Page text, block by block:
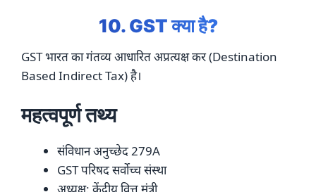
10. GST क्या है?
GST भारत का गंतव्य आधारित अप्रत्यक्ष कर (Destination
Based Indirect Tax) है।
महत्वपूर्ण तथ्य
संविधान अनुच्छेद 279A
GST परिषद सर्वोच्च संस्था
अध्यक्ष: केंद्रीय वित्त मंत्री